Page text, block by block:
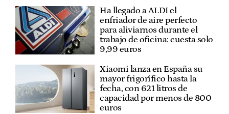
Ha llegado a ALDI el
enfriador de aire perfecto
para aliviarnos durante el
trabajo de oficina: cuesta solo
9,99 euros
Xiaomi lanza en España su
mayor frigorífico hasta la
fecha, con 621 litros de
capacidad por menos de 800
euros